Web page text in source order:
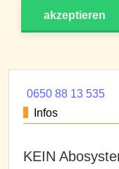
akzeptieren
0650 88 13 535
Infos
KEIN